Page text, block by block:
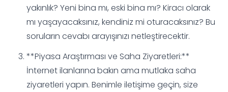
yakınlık? Yeni bina mı, eski bina mı? Kiracı olarak
mı yaşayacaksınız, kendiniz mi oturacaksınız? Bu
soruların cevabı arayışınızı netleştirecektir.
**Piyasa Araştırması ve Saha Ziyaretleri:**
İnternet ilanlarına bakın ama mutlaka saha
ziyaretleri yapın. Benimle iletişime geçin, size